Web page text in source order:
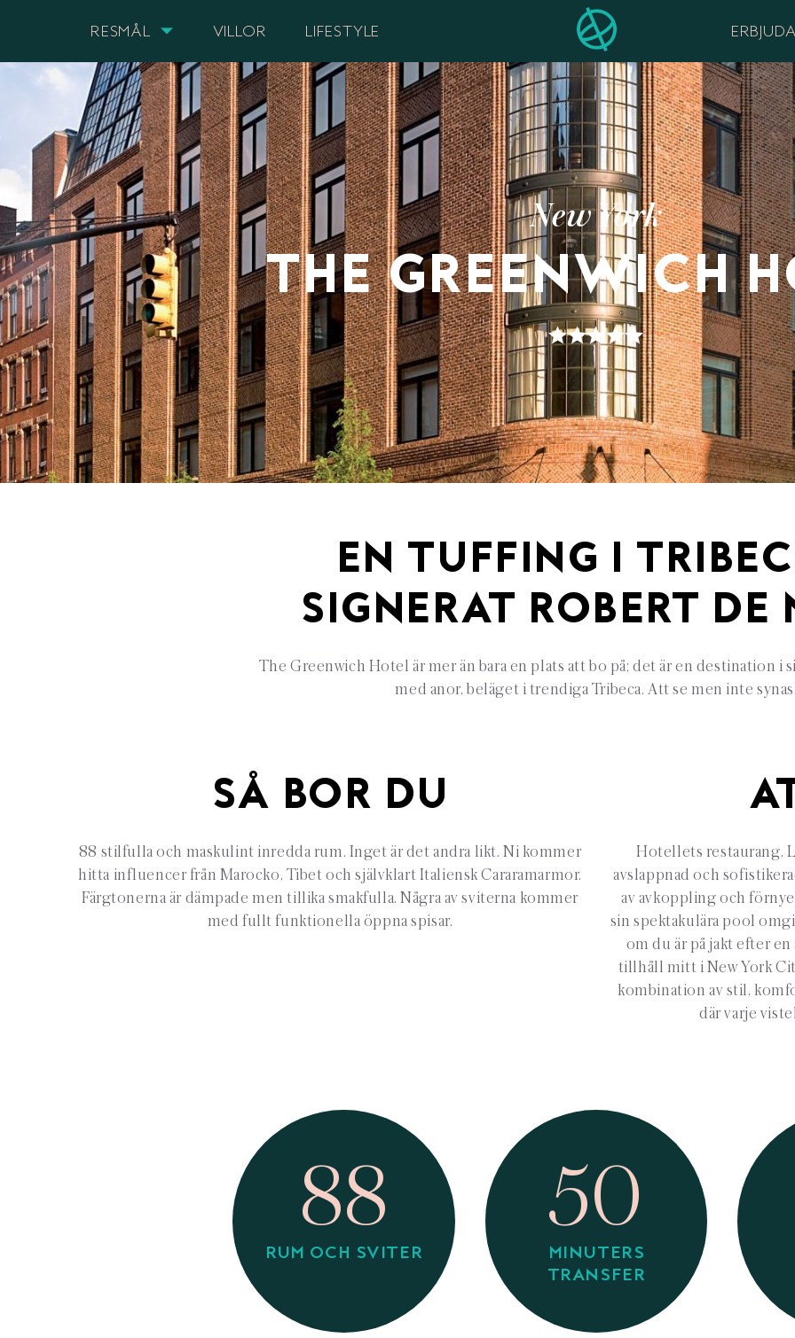
RESMÅL VILLOR LIFESTYLE
New York
THE GREENWICH
EN TUFFING I
SIGNERAT ROBERT DE
The Greenwich Hotel är mer än bara en plats att bo på; det är en destination i
med anor, beläget i trendiga Tribeca. Att se men inte synas.
SÅ BOR DU
88 stilfulla och maskulint inredda rum. Inget är det andra likt. Ni kommer
hitta influencer från Marocko, Tibet och självklart Italiensk Cararamarmor.
Färgtonerna är dämpade men tillika smakfulla. Några av sviterna kommer
med fullt funktionella öppna spisar.
Hotellets restaurang,
avslappnad och
av avkoppling och
sin spektakulära pool
om du är på jakt efter
tillhåll mitt i New York
kombination av stil,
där varje
88
RUM OCH SVITER
50
MINUTERS
TRANSFER